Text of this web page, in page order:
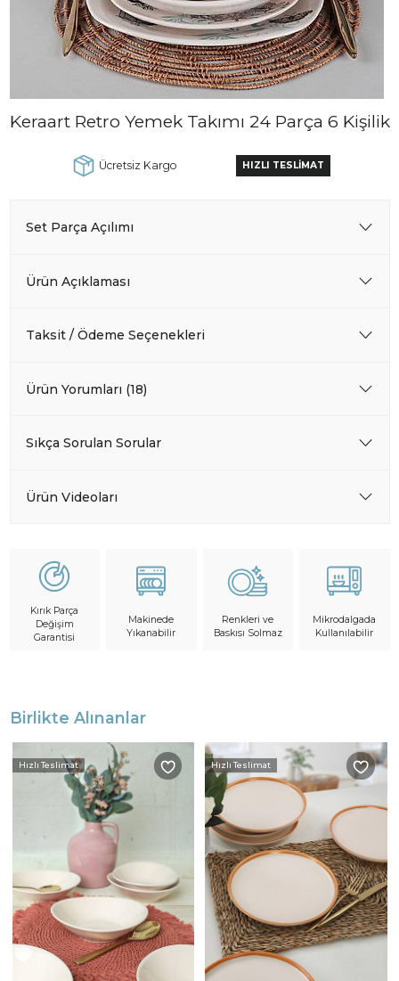
Keraart Retro Yemek Takımı 24 Parça 6 Kişilik
Ücretsiz Kargo HIZLI TESLİMAT
Set Parça Açılımı
Ürün Açıklaması
Taksit / Ödeme Seçenekleri
Ürün Yorumları (18)
Sıkça Sorulan Sorular
Ürün Videoları
Kırık Parça
Değişim
Garantisi
Makinede
Yıkanabilir
Renkleri ve
Baskısı Solmaz
Mikrodalgada
Kullanılabilir
Birlikte Alınanlar
Hızlı Teslimat Hızlı Teslimat